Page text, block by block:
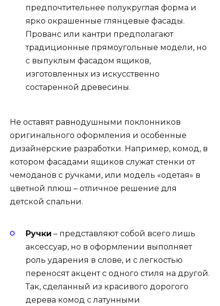
предпочтительнее полукруглая форма и
ярко окрашенные глянцевые фасады.
Прованс или кантри предполагают
традиционные прямоугольные модели, но
с выпуклым фасадом ящиков,
изготовленных из искусственно
состаренной древесины.
Не оставят равнодушными поклонников
оригинального оформления и особенные
дизайнерские разработки. Например, комод, в
котором фасадами ящиков служат стенки от
чемоданов с ручками, или модель «одетая» в
цветной плюш – отличное решение для
детской спальни.
Ручки – представляют собой всего лишь
аксессуар, но в оформлении выполняет
роль ударения в слове, и с легкостью
переносят акцент с одного стиля на другой.
Так, сделанный из красивого дорогого
дерева комод с латунными